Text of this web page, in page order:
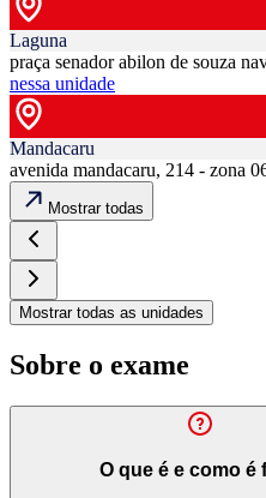
Laguna
praça senador abilon de souza
nessa unidade
Mandacaru
avenida mandacaru, 214 - zona
Mostrar todas
Mostrar todas as unidades
Sobre o exame
O que é e como é